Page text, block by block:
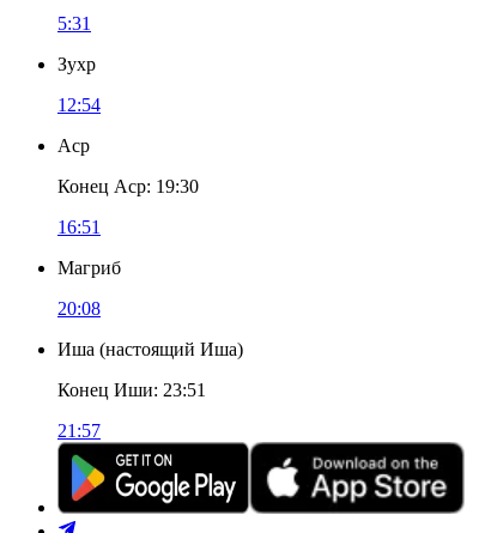
5:31
Зухр
12:54
Аср
Конец Аср: 19:30
16:51
Магриб
20:08
Иша (настоящий Иша)
Конец Иши: 23:51
21:57